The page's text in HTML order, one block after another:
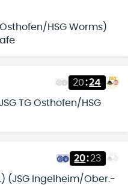
Osthofen/HSG Worms)
20:24
TG Osthofen/HSG
20:23
(JSG Ingelheim/Ober.-